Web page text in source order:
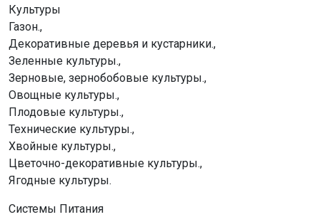
Культуры
Газон.,
Декоративные деревья и кустарники.,
Зеленные культуры.,
Зерновые, зернобобовые культуры.,
Овощные культуры.,
Плодовые культуры.,
Технические культуры.,
Хвойные культуры.,
Цветочно-декоративные культуры.,
Ягодные культуры.
Системы Питания